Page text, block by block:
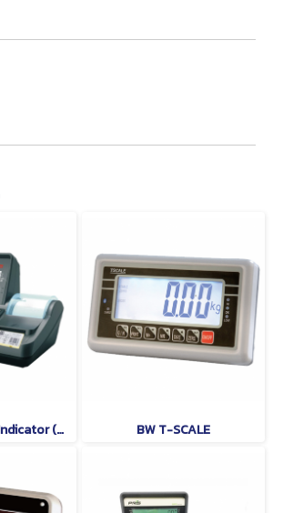
SPW 310 Printing Indicator (Weighing Indicator) PRIS BW T-SCALE